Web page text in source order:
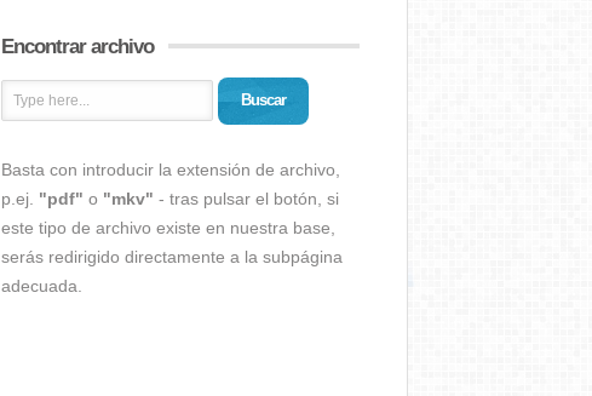
Encontrar archivo
Buscar
Basta con introducir la extensión de archivo,
p.ej. "pdf" o "mkv" - tras pulsar el botón, si
este tipo de archivo existe en nuestra base,
serás redirigido directamente a la subpágina
adecuada.